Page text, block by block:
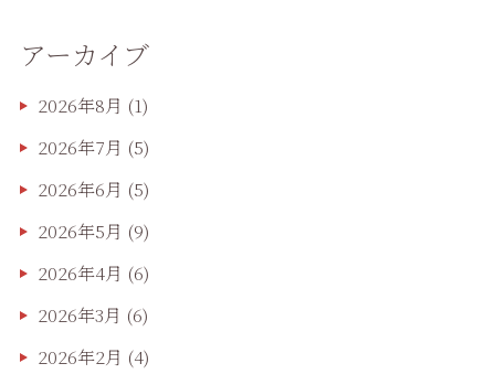
アーカイブ
2026年8月 (1)
2026年7月 (5)
2026年6月 (5)
2026年5月 (9)
2026年4月 (6)
2026年3月 (6)
2026年2月 (4)